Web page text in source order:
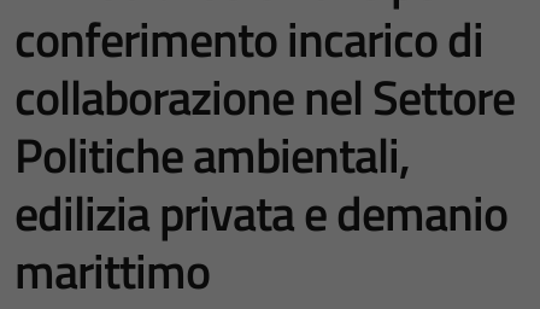
conferimento incarico di
collaborazione nel Settore
Politiche ambientali,
edilizia privata e demanio
marittimo